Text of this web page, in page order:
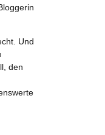
Und
den